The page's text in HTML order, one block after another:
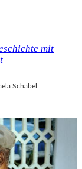
mit
Schabel